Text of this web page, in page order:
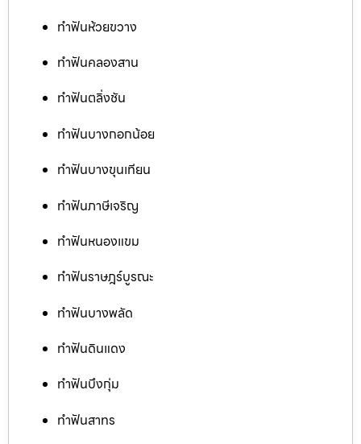
ทำฟันห้วยขวาง
ทำฟันคลองสาน
ทำฟันตลิ่งชัน
ทำฟันบางกอกน้อย
ทำฟันบางขุนเทียน
ทำฟันภาษีเจริญ
ทำฟันหนองแขม
ทำฟันราษฎร์บูรณะ
ทำฟันบางพลัด
ทำฟันดินแดง
ทำฟันบึงกุ่ม
ทำฟันสาทร